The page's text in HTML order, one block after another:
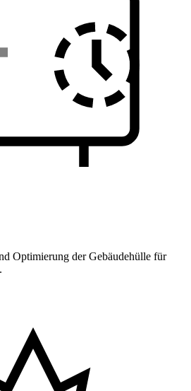
Optimierung der Gebäudehülle für